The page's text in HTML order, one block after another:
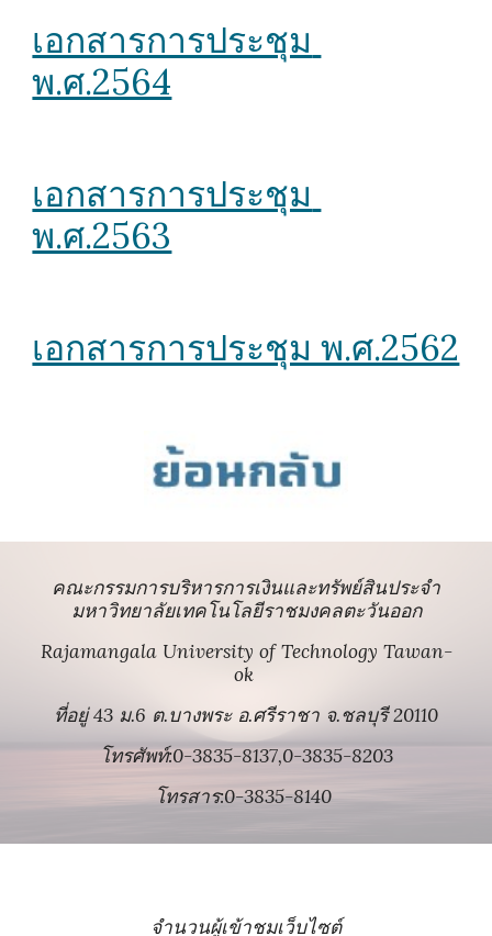
เอกสารการประชุม
พ.ศ.2564
เอกสารการประชุม
พ.ศ.2563
เอกสารการประชุม พ.ศ.2562
คณะกรรมการบริหารการเงินและทรัพย์สินประจำ
มหาวิทยาลัยเทคโนโลยีราชมงคลตะวันออก
Rajamangala University of Technology Tawan-
ok
ที่อยู่ 43 ม.6 ต.บางพระ อ.ศรีราชา จ.ชลบุรี 20110
โทรศัพท์:0-3835-8137,0-3835-8203
โทรสาร:0-3835-8140
จำนวนผู้เข้าชมเว็บไซต์